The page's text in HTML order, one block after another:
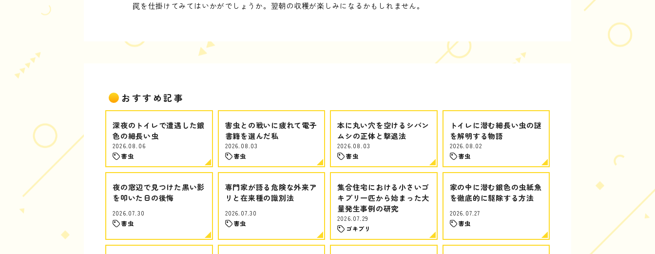
罠を仕掛けてみてはいかがでしょうか。翌朝の収穫が楽しみになるかもしれません。
おすすめ記事
深夜のトイレで遭遇した銀
色の細長い虫
2026.08.06
害虫
害虫との戦いに疲れて電子
書籍を選んだ私
2026.08.03
害虫
本に丸い穴を空けるシバン
ムシの正体と撃退法
2026.08.03
害虫
トイレに潜む細長い虫の謎
を解明する物語
2026.08.02
害虫
夜の窓辺で見つけた黒い影
を叩いた日の後悔
2026.07.30
害虫
専門家が語る危険な外来ア
リと在来種の識別法
2026.07.30
害虫
集合住宅における小さいゴ
キブリ一匹から始まった大
量発生事例の研究
2026.07.29
ゴキブリ
家の中に潜む銀色の虫紙魚
を徹底的に駆除する方法
2026.07.27
害虫